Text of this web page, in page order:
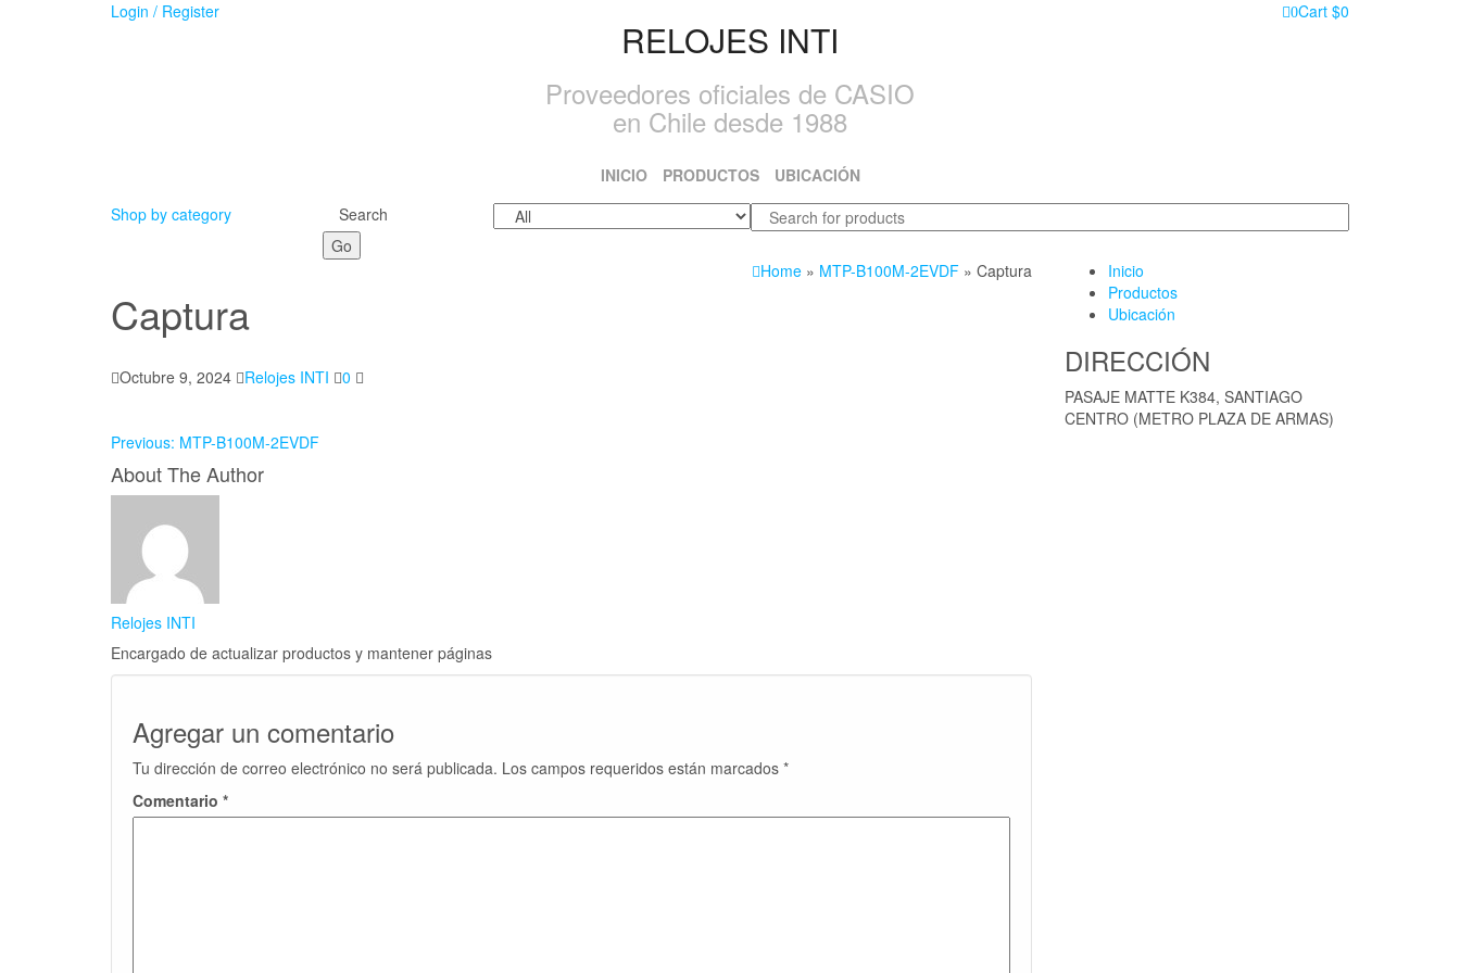
RELOJES INTI
Proveedores oficiales de CASIO
en Chile desde 1988
Login / Register 0Cart $0
INICIO PRODUCTOS
UBICACIÓN
Shop by category
Search
Go
Home» MTP-B100M-2EVDF» Captura
Captura
Octubre 9, 2024 Relojes INTI 0
Previous: MTP-B100M-2EVDF
About The Author
Relojes INTI
Encargado de actualizar productos y mantener páginas
Agregar un comentario
Tu dirección de correo electrónico no será publicada. Los campos requeridos están marcados *
Comentario *
Inicio
Productos
Ubicación
DIRECCIÓN
PASAJE MATTE K384, SANTIAGO
CENTRO (METRO PLAZA DE ARMAS)